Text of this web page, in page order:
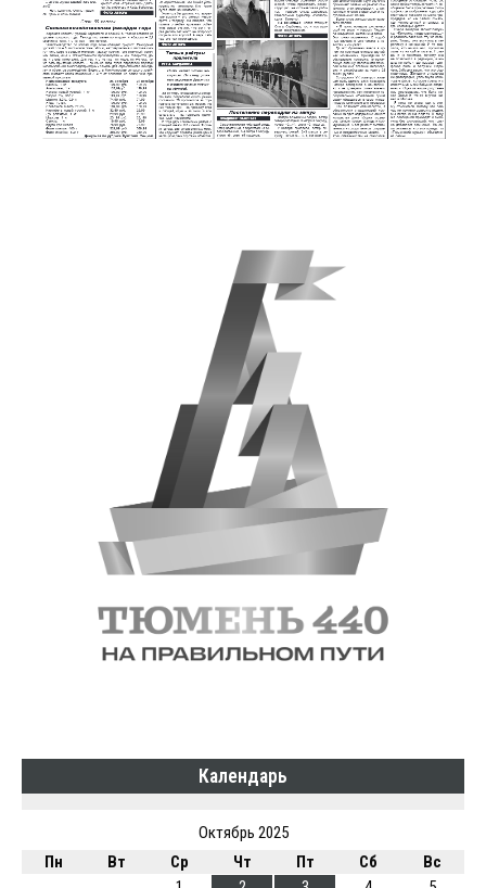
Календарь
Октябрь 2025
Пн
Вт Ср Чт Пт Сб
Вс